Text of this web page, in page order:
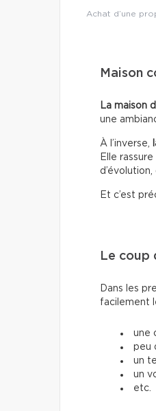
Achat d’une
Maison
La maison
une
À l’inverse,
Elle
Et c’est
Le coup
Dans les
facilement
une
peu
un
un
etc.